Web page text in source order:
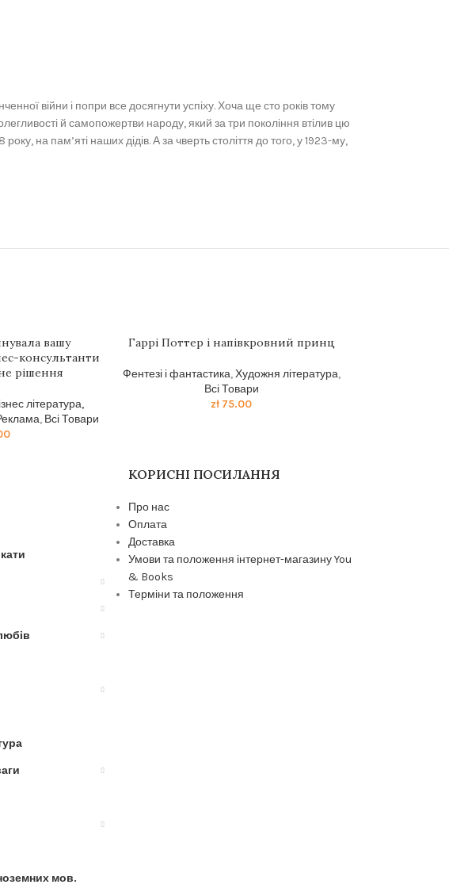
війни і попри все досягнути успіху. Хоча ще сто років тому
й самопожертви народу, який за три покоління втілив цю
на пам’яті наших дідів. А за чверть століття до того, у 1923-му,
вашу
консультанти
рішення
література,
, Всі Товари
Гаррi Поттер i напiвкровний принц
Фентезі і фантастика,Художня література,
Всі Товари
zł 75.00
мов.
КОРИСНІ ПОСИЛАННЯ
Про нас
Оплата
Доставка
Умови та положення інтернет-магазину You
& Books
Терміни та положення